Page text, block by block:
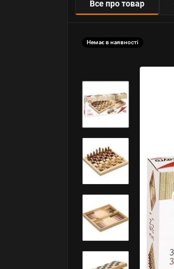
Все про товар
Немає в наявності